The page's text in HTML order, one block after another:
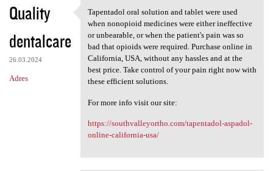
Quality
dentalcare
26.03.2024
Adres
Tapentadol oral solution and
Tapentadol oral solution and tablet were used
when nonopioid medicines were either ineffective
or unbearable, or when the patient's pain was so
bad that opioids were required. Purchase online in
California, USA, without any hassles and at the
best price. Take control of your pain right now with
these efficient solutions.
For more info visit our site:
https://southvalleyortho.com/tapentadol-aspadol-
online-california-usa/